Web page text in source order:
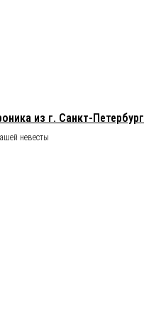
из г. Санкт-Петербург
невесты